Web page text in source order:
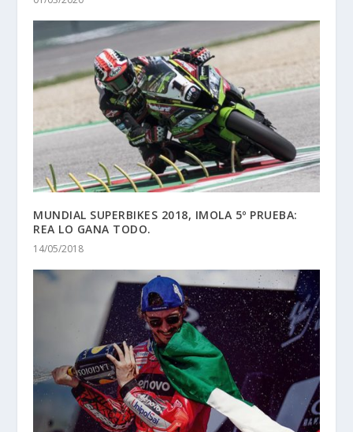
MUNDIAL SUPERBIKES 2018, IMOLA 5º PRUEBA:
REA LO GANA TODO.
14/05/2018